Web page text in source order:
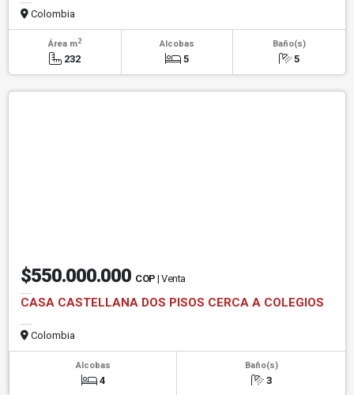
Colombia
Área m2
232
Alcobas
5
Baño(s)
5
$550.000.000 COP | Venta
CASA CASTELLANA DOS PISOS CERCA A COLEGIOS
Colombia
Alcobas
4
Baño(s)
3